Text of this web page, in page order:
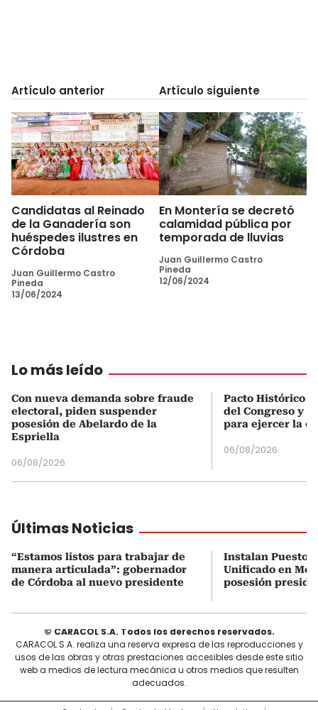
Artículo anterior
Candidatas al Reinado
de la Ganadería son
huéspedes ilustres en
Córdoba
Juan Guillermo Castro
Pineda
13/06/2024
Artículo siguiente
En Montería se decretó
calamidad pública por
temporada de lluvias
Juan Guillermo Castro
Pineda
12/06/2024
Lo más leído
Con nueva demanda sobre fraude
electoral, piden suspender
posesión de Abelardo de la
Espriella
06/08/2026
Pacto Histórico
del Congreso y
para ejercer la
06/08/2026
Últimas Noticias
“Estamos listos para trabajar de
manera articulada”: gobernador
de Córdoba al nuevo presidente
Instalan Puesto
Unificado en
posesión
© CARACOL S.A. Todos los derechos reservados.
CARACOL S.A. realiza una reserva expresa de las reproducciones y
usos de las obras y otras prestaciones accesibles desde este sitio
web a medios de lectura mecánica u otros medios que resulten
adecuados.